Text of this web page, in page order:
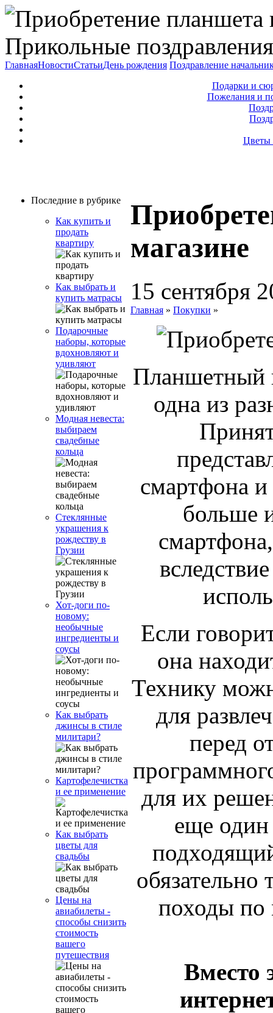
Прикольные
ГлавнаяНовостиСтатьиДень рождения Поздравление
Подарки и
Пожелания и
Цветы
Последние в рубрике
Как купить и
продать
квартиру
Как выбрать и
купить матрасы
Подарочные
наборы, которые
вдохновляют и
удивляют
Модная невеста:
выбираем
свадебные
кольца
Стеклянные
украшения к
рождеству в
Грузии
Хот-доги по-
новому:
необычные
ингредиенты и
соусы
Как выбрать
джинсы в стиле
милитари?
Картофелечистка
и ее применение
Как выбрать
цветы для
свадьбы
Цены на
авиабилеты -
способы снизить
стоимость
вашего
путешествия
магазине
15 сентября
Главная » Покупки »
Планшетный
одна из
смартфона и
больше
Если
она
Технику
для
перед
для их
еще
обязательно
походы по
Вместо